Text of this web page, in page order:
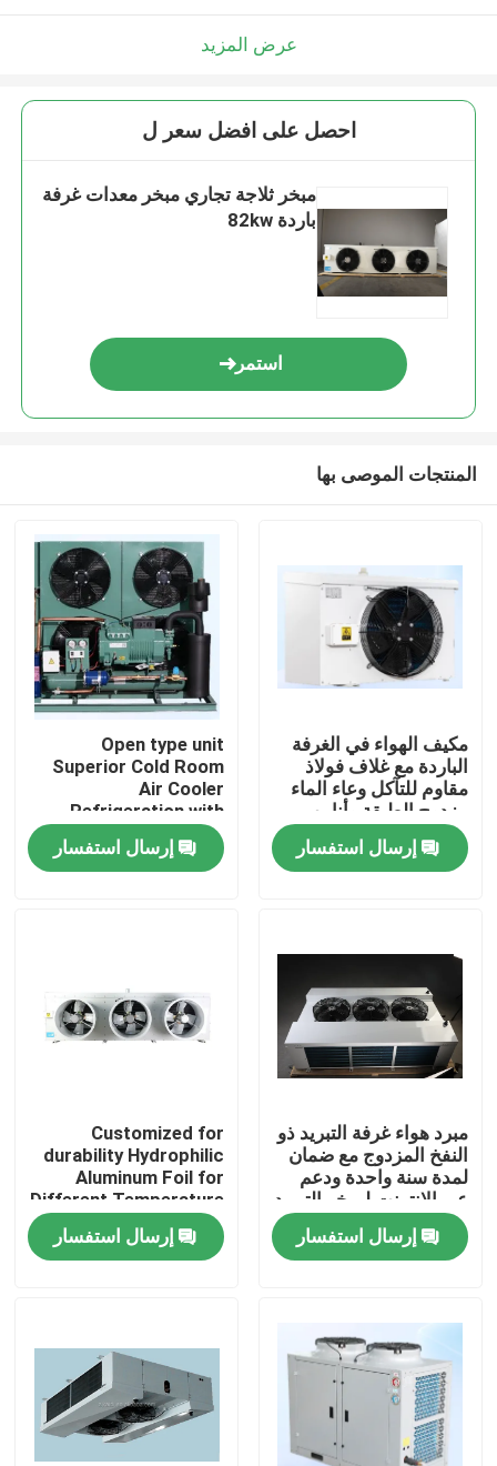
الصفحة الرئيسية
معلومات عنا
جولة في المصنع
اتصل بنا
أخبار
اطلب عرض أسعار
مبخر غرفة التبريد
عرض المزيد
احصل على افضل سعر ل
مبخر ثلاجة تجاري مبخر معدات غرفة
باردة 82kw
استمر
المنتجات الموصى بها
مكيف الهواء في الغرفة
الباردة مع غلاف فولاذ
مقاوم للتآكل وعاء الماء
مزدوج الطبقة وأنابيب
تبادل الحرارة لأداء التبريد
إرسال استفسار
Open type unit
Superior Cold Room
Air Cooler
Refrigeration with
Bitzer Compressor
Comprehensive
Product Line for Wide
إرسال استفسار
مبرد هواء غرفة التبريد ذو
النفخ المزدوج مع ضمان
لمدة سنة واحدة ودعم
عبر الإنترنت لمبخر التبريد
إرسال استفسار
Customized for
durability Hydrophilic
Aluminum Foil for
Different Temperature
and Humidity
Requirements in Cold
Room Condensing Unit
إرسال استفسار